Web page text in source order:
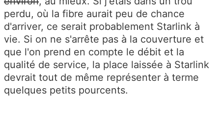
perdu, où la fibre aurait peu de chance
d'arriver, ce serait probablement Starlink à
vie. Si on ne s'arrête pas à la couverture et
que l'on prend en compte le débit et la
qualité de service, la place laissée à Starlink
devrait tout de même représenter à terme
quelques petits pourcents.